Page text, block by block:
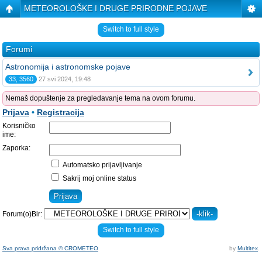
METEOROLOŠKE I DRUGE PRIRODNE POJAVE
Switch to full style
Forumi
Astronomija i astronomske pojave
33, 3560 27 svi 2024, 19:48
Nemaš dopuštenje za pregledavanje tema na ovom forumu.
Prijava • Registracija
Korisničko
ime:
Zaporka:
Automatsko prijavljivanje
Sakrij moj online status
Forum(o)Bir:
Switch to full style
Sva prava pridržana © CROMETEO by Multitex